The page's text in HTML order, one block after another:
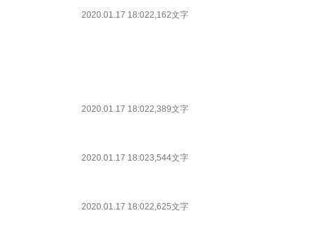
2020.01.17 18:022,162文字
2020.01.17 18:022,389文字
2020.01.17 18:023,544文字
2020.01.17 18:022,625文字